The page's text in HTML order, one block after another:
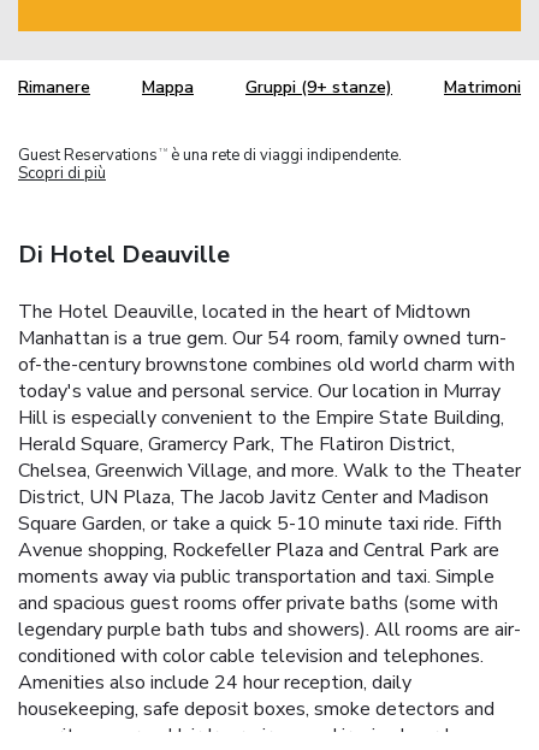
Rimanere Mappa Gruppi (9+ stanze) Matrimoni
Guest Reservations TM
è una rete di viaggi indipendente.
Scopri di più
Di Hotel Deauville
The Hotel Deauville, located in the heart of Midtown
Manhattan is a true gem. Our 54 room, family owned turn-
of-the-century brownstone combines old world charm with
today's value and personal service. Our location in Murray
Hill is especially convenient to the Empire State Building,
Herald Square, Gramercy Park, The Flatiron District,
Chelsea, Greenwich Village, and more. Walk to the Theater
District, UN Plaza, The Jacob Javitz Center and Madison
Square Garden, or take a quick 5-10 minute taxi ride. Fifth
Avenue shopping, Rockefeller Plaza and Central Park are
moments away via public transportation and taxi. Simple
and spacious guest rooms offer private baths (some with
legendary purple bath tubs and showers). All rooms are air-
conditioned with color cable television and telephones.
Amenities also include 24 hour reception, daily
housekeeping, safe deposit boxes, smoke detectors and
security cameras. Hairdryers, irons and ironing boards, maps